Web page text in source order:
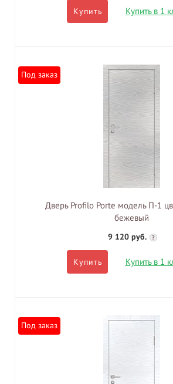
Купить Купить в 1
Под заказ
Дверь Profilo Porte модель П-1
бежевый
9 120 руб. ?
Купить Купить в 1
Под заказ